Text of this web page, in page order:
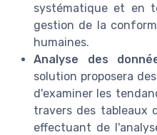
systématique et en
gestion de la
humaines.
Analyse des
solution proposera
d'examiner les
travers des tableaux
effectuant de